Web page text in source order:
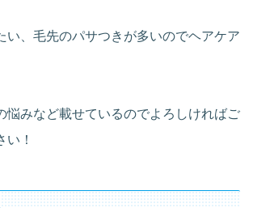
い、毛先のパサつきが多いのでヘアケア
悩みなど載せているのでよろしければご
い！